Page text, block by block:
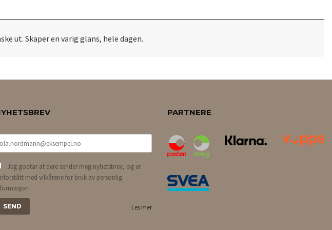
ut. Skaper en varig glans, hele dagen.
Jeg godtar at dere sender meg nyhetsbrev, og er
med vilkårene for bruk av personlig
Les mer
PARTNERE